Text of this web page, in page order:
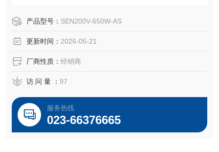
产品型号： SEN200V-650W-AS
更新时间： 2026-05-21
厂商性质： 经销商
访 问 量 ： 97
服务热线
023-66376665